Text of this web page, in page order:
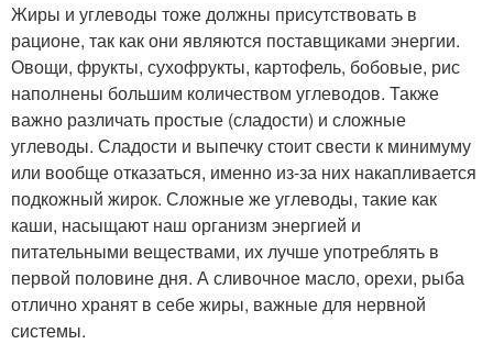
Жиры и углеводы тоже должны присутствовать в
рационе, так как они являются поставщиками энергии.
Овощи, фрукты, сухофрукты, картофель, бобовые, рис
наполнены большим количеством углеводов. Также
важно различать простые (сладости) и сложные
углеводы. Сладости и выпечку стоит свести к минимуму
или вообще отказаться, именно из-за них накапливается
подкожный жирок. Сложные же углеводы, такие как
каши, насыщают наш организм энергией и
питательными веществами, их лучше употреблять в
первой половине дня. А сливочное масло, орехи, рыба
отлично хранят в себе жиры, важные для нервной
системы.